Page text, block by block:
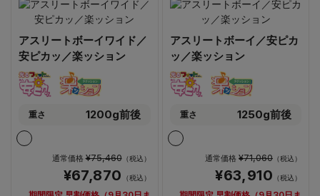
アスリートボーイワイド／
安ピカッ／楽ッション
重さ 1200g前後
通常価格¥75,460（税込）
¥67,870 （税込）
アスリートボーイ／安ピカ
ッ／楽ッション
重さ 1250g前後
通常価格 ¥71,060 （税込）
¥63,910 （税込）